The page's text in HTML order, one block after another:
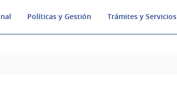
Políticas y Gestión Trámites y Servicios